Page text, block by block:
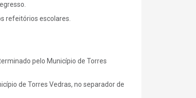
refeitórios escolares.
pelo Município de Torres
de Torres Vedras, no separador de